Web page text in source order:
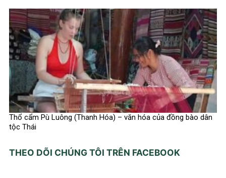
Thổ cẩm Pù Luông (Thanh Hóa) – văn hóa của đồng bào dân
tộc Thái
THEO DÕI CHÚNG TÔI TRÊN FACEBOOK